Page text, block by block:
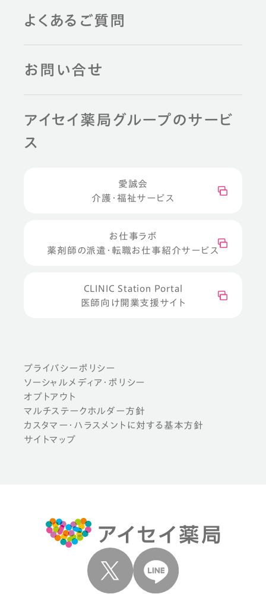
よくあるご質問
お問い合せ
アイセイ薬局グループのサービ
ス
愛誠会
介護・福祉サービス
お仕事ラボ
薬剤師の派遣・転職お仕事紹介サービス
CLINIC Station Portal
医師向け開業支援サイト
プライバシーポリシー
ソーシャルメディア・ポリシー
オプトアウト
マルチステークホルダー方針
カスタマー・ハラスメントに対する基本方針
サイトマップ